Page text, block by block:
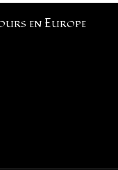
en Europe